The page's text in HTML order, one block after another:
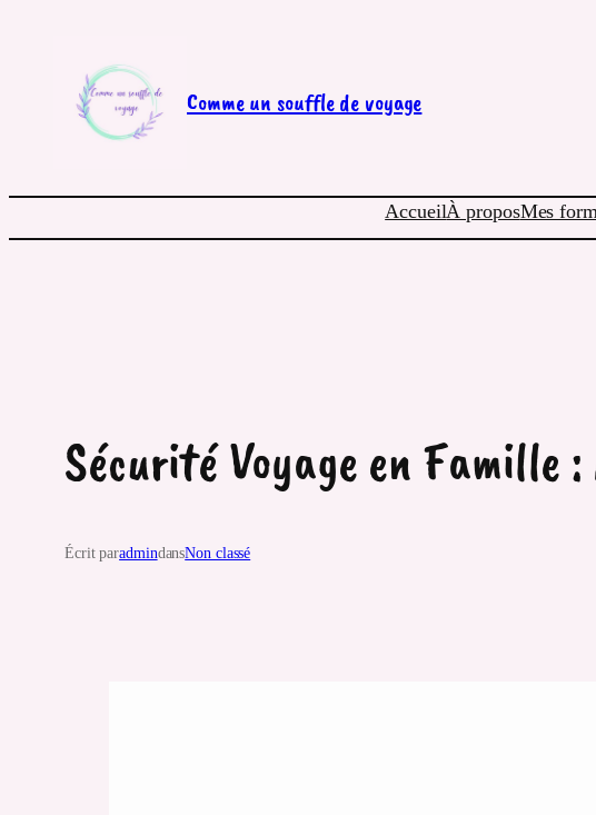
contenu
Comme un souffle de voyage
AccueilÀ proposMes
Sécurité Voyage en Famille
Écrit paradmindansNon classé